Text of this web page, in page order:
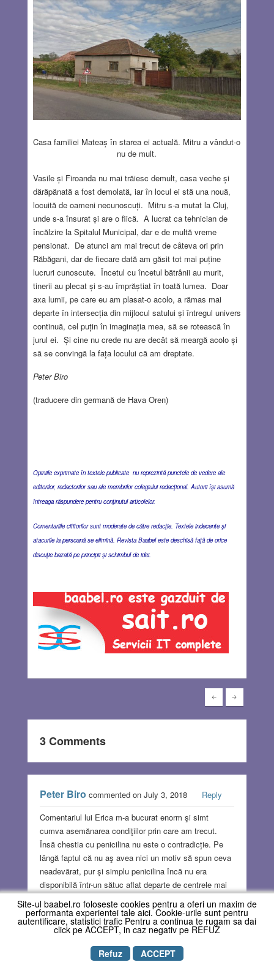
Casa familiei Mateaș în starea ei actuală. Mitru a vândut-o
nu de mult.
Vasile și Firoanda nu mai trăiesc demult, casa veche și
dărăpănată a fost demolată, iar în locul ei stă una nouă,
locuită de oameni necunoscuți. Mitru s-a mutat la Cluj,
unde s-a însurat și are o fiică. A lucrat ca tehnician de
încălzire la Spitalul Municipal, dar e de multă vreme
pensionat. De atunci am mai trecut de câteva ori prin
Răbăgani, dar de fiecare dată am găsit tot mai puține
lucruri cunoscute. Încetul cu încetul bătrânii au murit,
tinerii au plecat și s-au împrăștiat în toată lumea. Doar
axa lumii, pe care eu am plasat-o acolo, a rămas mai
departe în intersecția din mijlocul satului și întregul univers
continuă, cel puțin în imaginația mea, să se rotească în
jurul ei. Și cine nu crede nu are decât să meargă acolo și
să se convingă la fața locului că am dreptate.
Peter Biro
(traducere din germană de Hava Oren)
Opiniile exprimate în textele publicate nu reprezintă punctele de vedere ale
editorilor, redactorilor sau ale membrilor colegiului redacţional. Autorii îşi asumă
întreaga răspundere pentru conţinutul articolelor.
Comentariile cititorilor sunt moderate de către redacţie. Textele indecente şi
atacurile la persoană se elimină. Revista Baabel este deschisă faţă de orice
discuţie bazată pe principii şi schimbul de idei.
3 Comments
Peter Biro commented on July 3, 2018
Reply
Comentariul lui Erica m-a bucurat enorm şi simt
cumva asemănarea condiţiilor prin care am trecut.
Însă chestia cu penicilina nu este o contradicție. Pe
lângă faptul că nu aş avea nici un motiv să spun ceva
neadevărat, pur şi simplu penicilina încă nu era
disponibilă într-un sătuc aflat departe de centrele mai
mari, precum Timişoara. La Răbăgani darurile
civilizației au ajuns mult mai tarziu. Dar nici nu este
exclus ca băiatul să fi murit pentru că nu a primit
medicamentele la timp.
Site-ul baabel.ro foloseste cookies pentru a oferi un maxim de
performanta experientei tale aici. Cookie-urile sunt pentru
autentificare, statistici trafic Pentru a continua te rugam sa dai
click pe ACCEPT, in caz negativ pe REFUZ
Refuz
ACCEPT